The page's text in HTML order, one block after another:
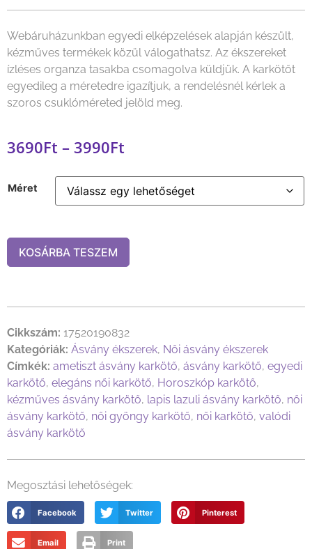
Webáruházunkban egyedi elképzelések alapján készült,
kézműves termékek közül válogathatsz. Az ékszereket
ízléses organza tasakba csomagolva küldjük. A karkötőt
egyedileg a méretedre igazítjuk, a rendelésnél kérlek a
szoros csuklóméreted jelöld meg.
3690Ft – 3990Ft
Méret
KOSÁRBA TESZEM
Cikkszám: 17520190832
Kategóriák: Ásvány ékszerek, Női ásvány ékszerek
Címkék: ametiszt ásvány karkötő, ásvány karkötő, egyedi
karkötő, elegáns női karkötő, Horoszkóp karkötő,
kézműves ásvány karkötő, lapis lazuli ásvány karkötő, női
ásvány karkötő, női gyöngy karkötő, női karkötő, valódi
ásvány karkötő
Megosztási lehetőségek:
Facebook Twitter Pinterest
Email Print